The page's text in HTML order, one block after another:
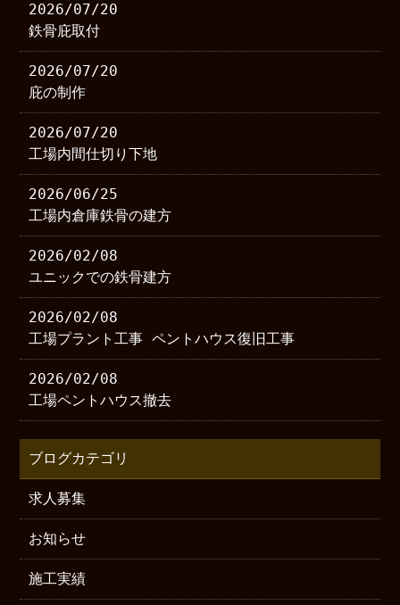
2026/07/20
鉄骨庇取付
2026/07/20
庇の制作
2026/07/20
工場内間仕切り下地
2026/06/25
工場内倉庫鉄骨の建方
2026/02/08
ユニックでの鉄骨建方
2026/02/08
工場プラント工事 ペントハウス復旧工事
2026/02/08
工場ペントハウス撤去
ブログカテゴリ
求人募集
お知らせ
施工実績